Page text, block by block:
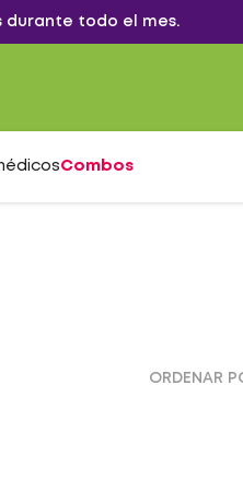
durante todo el mes.
Combos
ORDENAR